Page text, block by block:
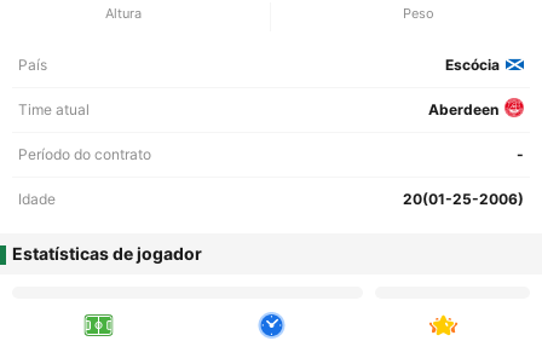
Altura Peso
País Escócia
Time atual Aberdeen
Período do contrato -
Idade 20(01-25-2006)
Estatísticas de jogador